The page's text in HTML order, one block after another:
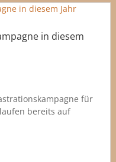
in diesem
für
bereits auf